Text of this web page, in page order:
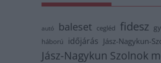
autó baleset cegléd fidesz
háború időjárás Jász-Nagykun-
Jász-Nagykun Szolnok